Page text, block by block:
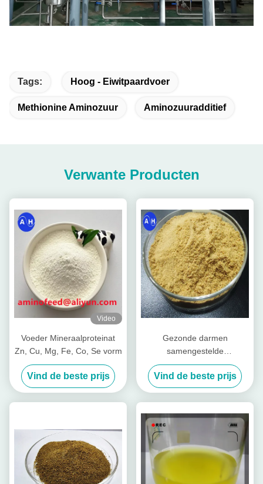
Tags: Hoog - Eiwitpaardvoer
Methionine Aminozuur Aminozuuradditief
Verwante Producten
Video
Voeder Mineraalproteinat
Zn, Cu, Mg, Fe, Co, Se vorm
Vind de beste prijs
Gezonde darmen
samengestelde
voedingspeptiden voor vee
Varkenskoeien
Vind de beste prijs